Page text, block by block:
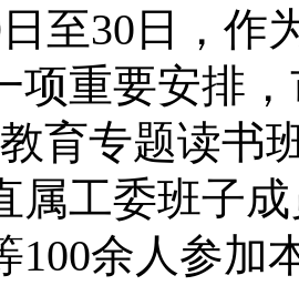
30日，作为
项重要安排
育专题读书
属工委班子
100余人参加